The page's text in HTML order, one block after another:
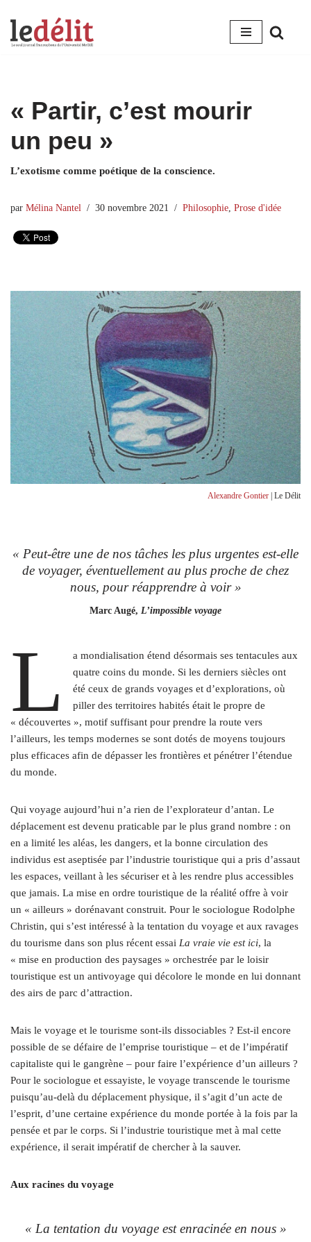
Aller
« Partir, c’est mourir
un peu »
L’exotisme comme poétique de la conscience.
par Mélina Nantel 30 novembre 2021 Philosophie Prose d'idée
Alexandre Gontier | Le Délit
« Peut-être une de nos tâches les plus urgentes est-elle
de voyager, éventuellement au plus proche de chez
nous, pour réapprendre à voir »
Marc Augé, L’impossible voyage
L
a mondialisation étend désormais ses tentacules aux
quatre coins du monde. Si les derniers siècles ont
été ceux de grands voyages et d’explorations, où
piller des territoires habités était le propre de
« découvertes », motif suffisant pour prendre la route vers
l’ailleurs, les temps modernes se sont dotés de moyens toujours
plus efficaces afin de dépasser les frontières et pénétrer l’étendue
du monde.
Qui voyage aujourd’hui n’a rien de l’explorateur d’antan. Le
déplacement est devenu praticable par le plus grand nombre : on
en a limité les aléas, les dangers, et la bonne circulation des
individus est aseptisée par l’industrie touristique qui a pris d’assaut
les espaces, veillant à les sécuriser et à les rendre plus accessibles
que jamais. La mise en ordre touristique de la réalité offre à voir
un « ailleurs » dorénavant construit. Pour le sociologue Rodolphe
Christin, qui s’est intéressé à la tentation du voyage et aux ravages
du tourisme dans son plus récent essai La vraie vie est ici, la
« mise en production des paysages » orchestrée par le loisir
touristique est un antivoyage qui décolore le monde en lui donnant
des airs de parc d’attraction.
Mais le voyage et le tourisme sont-ils dissociables ? Est-il encore
possible de se défaire de l’emprise touristique – et de l’impératif
capitaliste qui le gangrène – pour faire l’expérience d’un ailleurs ?
Pour le sociologue et essayiste, le voyage transcende le tourisme
puisqu’au-delà du déplacement physique, il s’agit d’un acte de
l’esprit, d’une certaine expérience du monde portée à la fois par la
pensée et par le corps. Si l’industrie touristique met à mal cette
expérience, il serait impératif de chercher à la sauver.
Aux racines du voyage
« La tentation du voyage est enracinée en nous »